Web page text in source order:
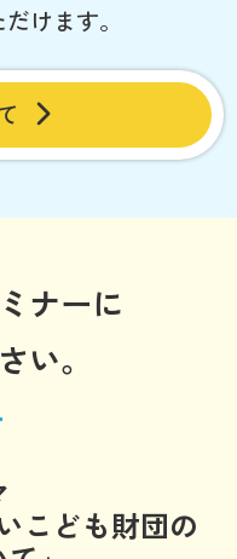
けます。
ナーに
い。
こども財団の